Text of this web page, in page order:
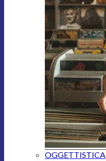
OGGETTISTICA